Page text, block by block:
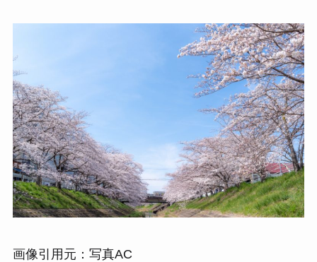
画像引用元：写真AC